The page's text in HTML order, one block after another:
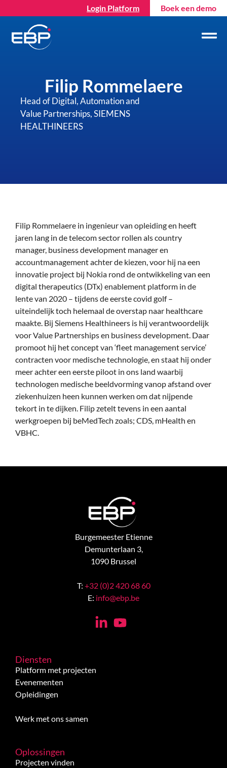
Login Platform Boek een demo
Filip Rommelaere
Head of Digital, Automation and
Value Partnerships, SIEMENS
HEALTHINEERS
Filip Rommelaere in ingenieur van opleiding en heeft
jaren lang in de telecom sector rollen als country
manager, business development manager en
accountmanagement achter de kiezen, voor hij na een
innovatie project bij Nokia rond de ontwikkeling van een
digital therapeutics (DTx) enablement platform in de
lente van 2020 – tijdens de eerste covid golf –
uiteindelijk toch helemaal de overstap naar healthcare
maakte. Bij Siemens Healthineers is hij verantwoordelijk
voor Value Partnerships en business development. Daar
promoot hij het concept van ‘fleet management service’
contracten voor medische technologie, en staat hij onder
meer achter een eerste piloot in ons land waarbij
technologen medische beeldvorming vanop afstand over
ziekenhuizen heen kunnen werken om dat nijpende
tekort in te dijken. Filip zetelt tevens in een aantal
werkgroepen bij beMedTech zoals; CDS, mHealth en
VBHC.
Burgemeester Etienne
Demunterlaan 3,
1090 Brussel
T: +32 (0)2 420 68 60
E: info@ebp.be
Diensten
Platform met projecten
Evenementen
Opleidingen
Werk met ons samen
Oplossingen
Projecten vinden